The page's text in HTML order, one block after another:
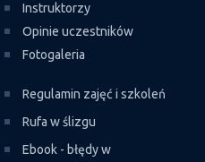
Instruktorzy
Opinie uczestników
Fotogaleria
Regulamin zajęć i szkoleń
Rufa w ślizgu
Ebook - błędy w